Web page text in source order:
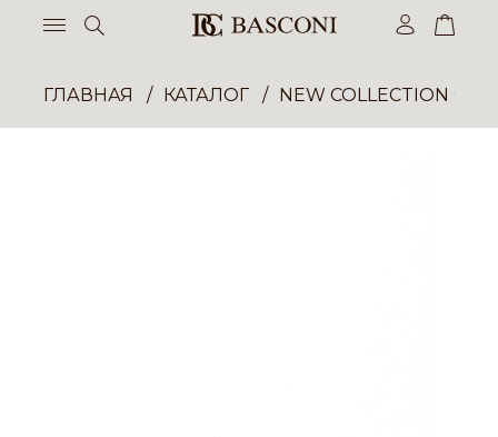
ГЛАВНАЯ КАТАЛОГ NEW COLLECTION